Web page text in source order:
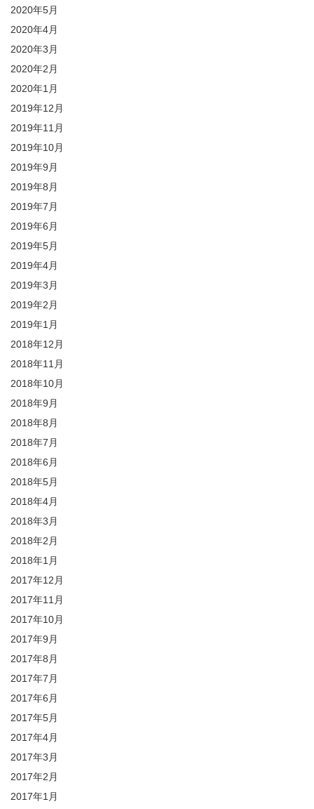
2020年5月
2020年4月
2020年3月
2020年2月
2020年1月
2019年12月
2019年11月
2019年10月
2019年9月
2019年8月
2019年7月
2019年6月
2019年5月
2019年4月
2019年3月
2019年2月
2019年1月
2018年12月
2018年11月
2018年10月
2018年9月
2018年8月
2018年7月
2018年6月
2018年5月
2018年4月
2018年3月
2018年2月
2018年1月
2017年12月
2017年11月
2017年10月
2017年9月
2017年8月
2017年7月
2017年6月
2017年5月
2017年4月
2017年3月
2017年2月
2017年1月